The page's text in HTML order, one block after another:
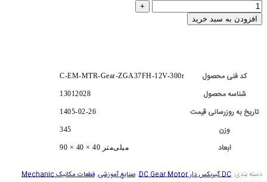
افزودن به سبد خرید
کد فنی محصول C-EM-MTR-Gear-ZGA37FH-12V-300r
شناسه محصول 13012028
تاریخ به روزرسانی قیمت 1405-02-26
وزن 345
ابعاد 90 × 40 × 40 میلی‌متر
دسته بندی: DC گیربکس دار DC Gear Motor ,صنایع آموزشی,
قطعات مکانیک Mechanic